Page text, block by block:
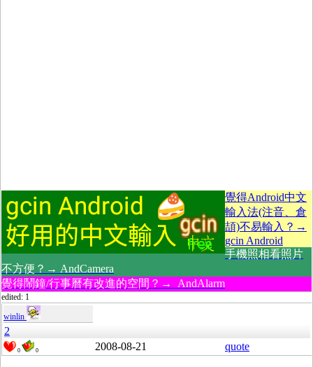
覺得Android中文
輸入法(注音、倉
頡)不易輸入？→
gcin Android
手機照相看照片
不方便？→ AndCamera
覺得鬧鐘/行事曆有改進的空間？→ AndAlarm
edited: 1
winlin
2
0 0 2008-08-21 quote